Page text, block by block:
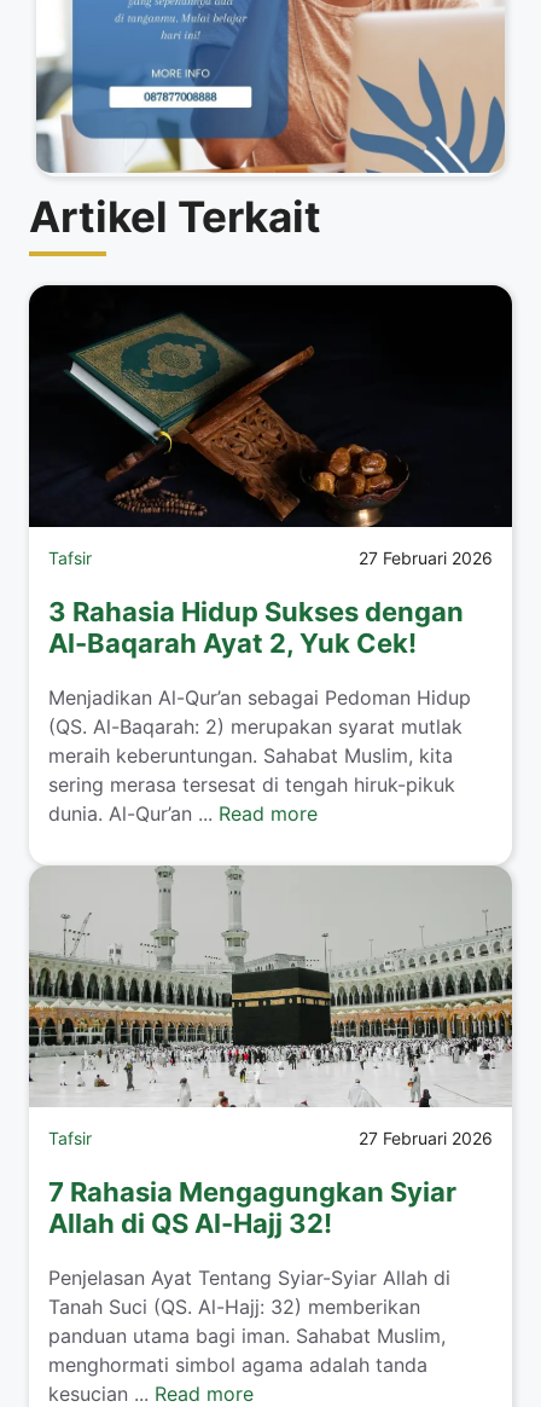
Artikel Terkait
Tafsir 27 Februari 2026
3 Rahasia Hidup Sukses dengan
Al-Baqarah Ayat 2, Yuk Cek!
Menjadikan Al-Qur’an sebagai Pedoman Hidup
(QS. Al-Baqarah: 2) merupakan syarat mutlak
meraih keberuntungan. Sahabat Muslim, kita
sering merasa tersesat di tengah hiruk-pikuk
dunia. Al-Qur’an ... Read more
Tafsir 27 Februari 2026
7 Rahasia Mengagungkan Syiar
Allah di QS Al-Hajj 32!
Penjelasan Ayat Tentang Syiar-Syiar Allah di
Tanah Suci (QS. Al-Hajj: 32) memberikan
panduan utama bagi iman. Sahabat Muslim,
menghormati simbol agama adalah tanda
kesucian ... Read more